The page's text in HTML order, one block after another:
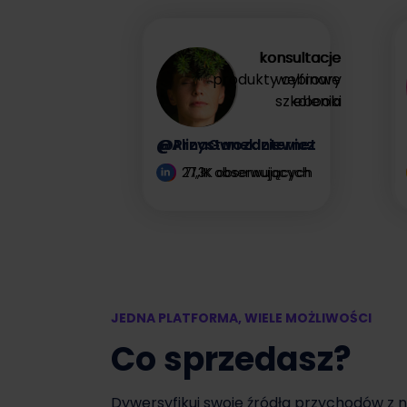
zysk
Zyskaj
konsultacje
webinary
ebooki
@PrzystanekInternet
71,3K obserwujących
konsultacje
produkty cyfrowe
szkolenia
@AlinaGwozdziewicz
27,1K obserwujących
JEDNA PLATFORMA, WIELE MOŻLIWOŚCI
Co sprzedasz?